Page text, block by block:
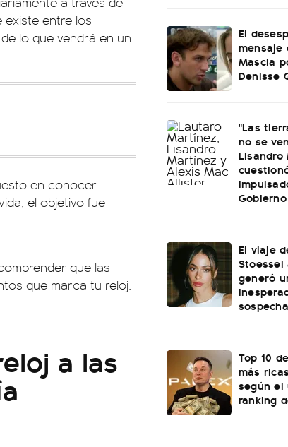
existe entre los
lo que vendrá en un
en conocer
el objetivo fue
que las
que marca tu reloj.
a las
El
mensaje
Mascia
Denisse
"Las
no se
Lisandro
Gobierno
El viaje
Stoessel
generó
Top 10
más
según el
ranking